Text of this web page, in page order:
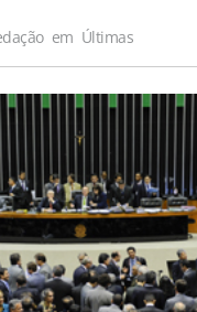
em Últimas